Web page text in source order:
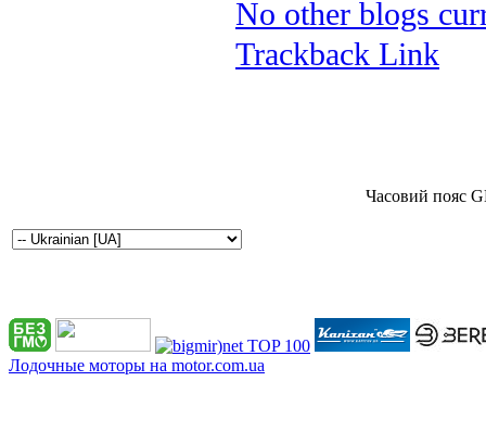
No other blogs
Trackback Link
Часовий пояс
Лодочные моторы на motor.com.ua